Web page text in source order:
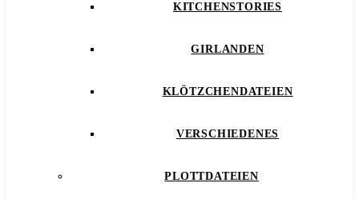
KITCHENSTORIES
GIRLANDEN
KLÖTZCHENDATEIEN
VERSCHIEDENES
PLOTTDATEIEN